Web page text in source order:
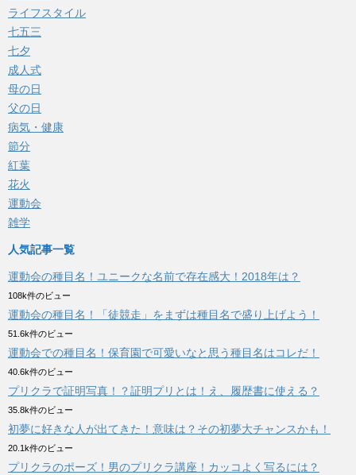
ライフスタイル
七五三
七夕
成人式
母の日
父の日
病気・健康
節分
紅葉
花火
運動会
雑学
人気記事一覧
運動会の種目名！ユニークな名前で存在感大！2018年は？
108k件のビュー
運動会の種目名！「徒競走」をまずは種目名で盛り上げよう！
51.6k件のビュー
運動会での種目名！保育園で可愛いなと思う種目名はコレだ！
40.6k件のビュー
プリクラで証明写真！？証明プリとは！え、履歴書に使える？
35.8k件のビュー
初夢に好きな人が出てきた！意味は？その初夢大チャンスかも！
20.1k件のビュー
プリクラのポーズ！男のプリクラ講座！カッコよく写るには？